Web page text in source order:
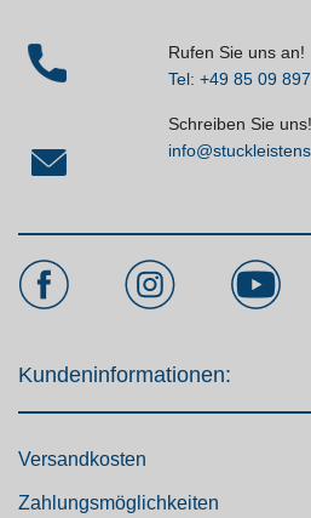
Rufen Sie uns an!
Tel: +49 85 09
Schreiben Sie uns!
Kundeninformationen:
Versandkosten
Zahlungsmöglichkeiten